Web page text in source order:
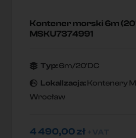
Kontener morski 6m
MSKU7374991
Typ: 6m/20'DC
Lokallzacja: Kontenery
Wrocław
4 490,00zł